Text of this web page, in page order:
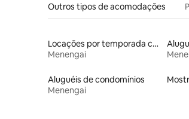
Outros tipos de acomodações
Locações por temporada com piscina
Menengai
Aluguéis de condomínios
Menengai